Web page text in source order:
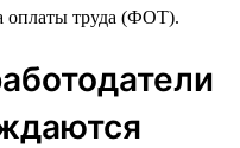
оплаты труда (ФОТ).